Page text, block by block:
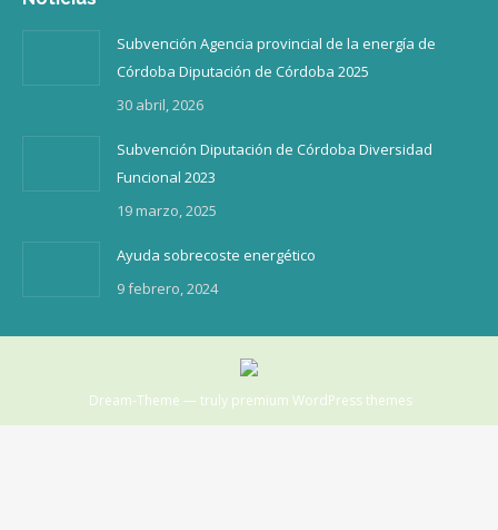
Subvención Agencia provincial de la energía de
Córdoba Diputación de Córdoba 2025
30 abril, 2026
Subvención Diputación de Córdoba Diversidad
Funcional 2023
19 marzo, 2025
Ayuda sobrecoste energético
9 febrero, 2024
Dream-Theme — truly premium WordPress themes